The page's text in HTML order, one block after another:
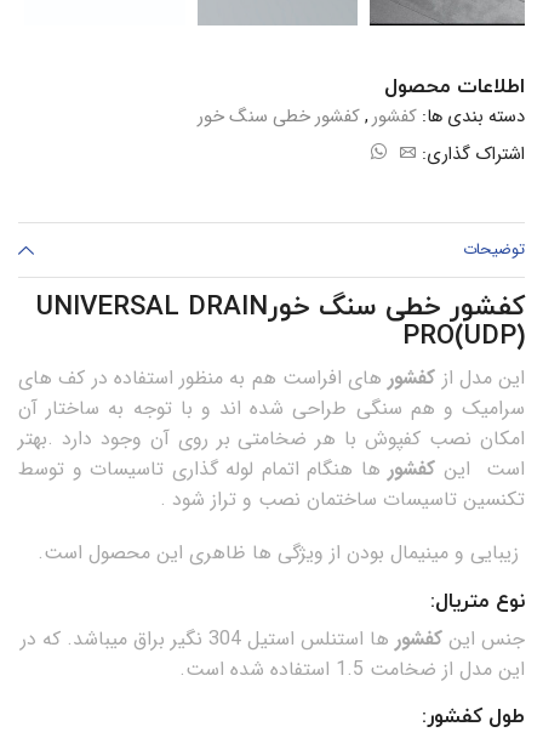
اطلاعات محصول
دسته بندی ها: کفشور ,کفشور خطی سنگ خور
اشتراک گذاری:
توضیحات
کفشور خطی سنگ خورUNIVERSAL DRAIN
PRO(UDP)
این مدل از کفشور های افراست هم به منظور استفاده در کف های
سرامیک و هم سنگی طراحی شده اند و با توجه به ساختار آن
امکان نصب کفپوش با هر ضخامتی بر روی آن وجود دارد .بهتر
است این کفشور ها هنگام اتمام لوله گذاری تاسیسات و توسط
تکنسین تاسیسات ساختمان نصب و تراز شود .
زیبایی و مینیمال بودن از ویژگی ها ظاهری این محصول است.
نوع متریال:
جنس این کفشور
ها استنلس استیل 304 نگیر براق میباشد. که در
این مدل از ضخامت 1.5 استفاده شده است.
طول کفشور: